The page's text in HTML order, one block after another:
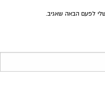
לפעם הבאה שאגיב.